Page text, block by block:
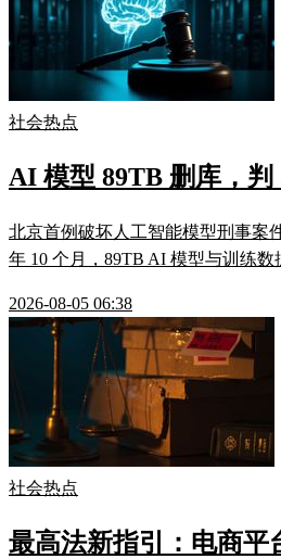
社会热点
AI 模型 89TB 删库，判
北京首例破坏人工智能模型刑事案
年 10 个月，89TB AI 模型与训练数
2026-08-05 06:38
社会热点
最高法新指引：电商平